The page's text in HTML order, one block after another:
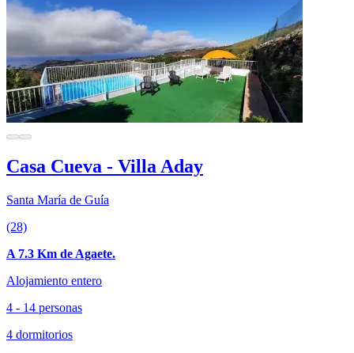
Casa Cueva - Villa Aday
Santa María de Guía
(28)
A 7.3 Km de Agaete.
Alojamiento entero
4 - 14 personas
4 dormitorios